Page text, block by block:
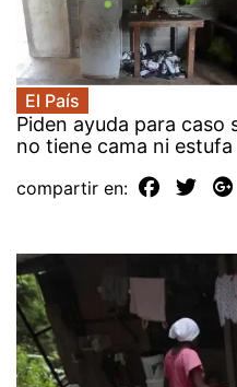
El País
Piden ayuda para caso
no tiene cama ni estufa
compartir en: